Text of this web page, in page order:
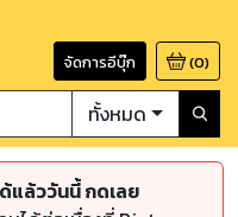
จัดการอีบุ๊ก (0)
ทั้งหมด
แล้ววันนี้ กดเลย